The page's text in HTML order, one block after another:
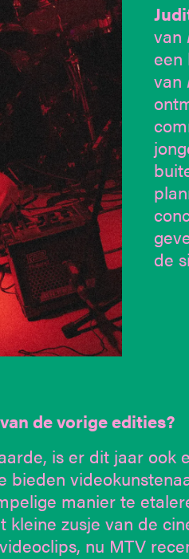
van
een
van
de
de vorige edities?
is er dit jaar ook
bieden
manier te
kleine zusje van de
nu MTV